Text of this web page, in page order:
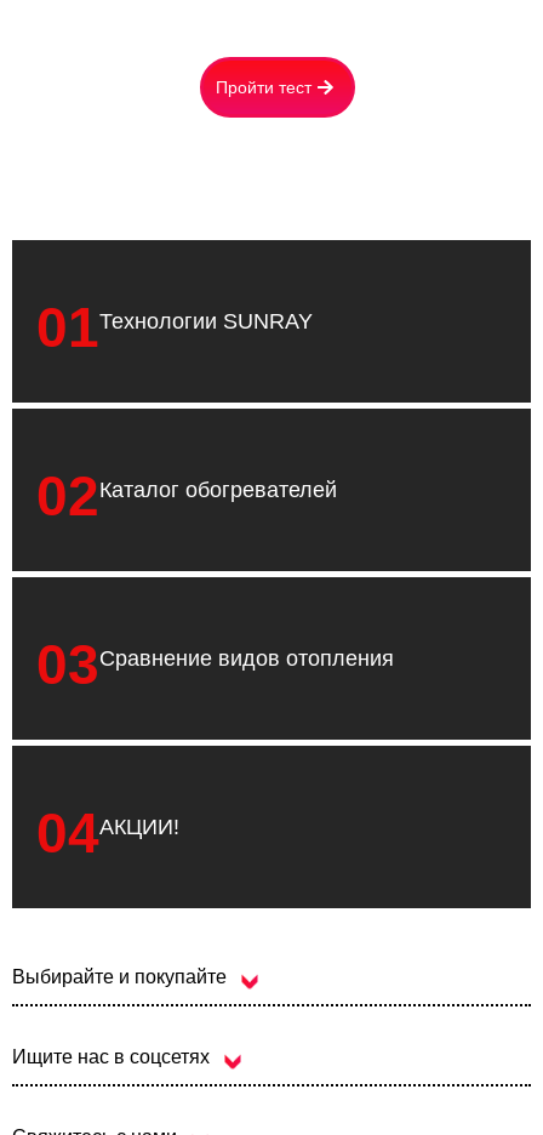
Пройти тест
01Технологии SUNRAY
02Каталог обогревателей
03Сравнение видов отопления
04АКЦИИ!
Выбирайте и покупайте
Ищите нас в соцсетях